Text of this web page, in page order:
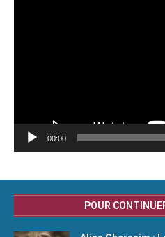
00:00
POUR